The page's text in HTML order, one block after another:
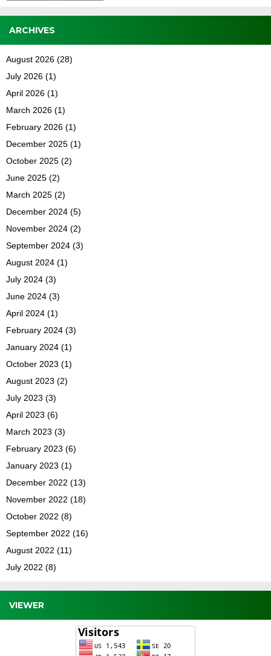
ARCHIVES
August 2026 (28)
July 2026 (1)
April 2026 (1)
March 2026 (1)
February 2026 (1)
December 2025 (1)
October 2025 (2)
June 2025 (2)
March 2025 (2)
December 2024 (5)
November 2024 (2)
September 2024 (3)
August 2024 (1)
July 2024 (3)
June 2024 (3)
April 2024 (1)
February 2024 (3)
January 2024 (1)
October 2023 (1)
August 2023 (2)
July 2023 (3)
April 2023 (6)
March 2023 (3)
February 2023 (6)
January 2023 (1)
December 2022 (13)
November 2022 (18)
October 2022 (8)
September 2022 (16)
August 2022 (11)
July 2022 (8)
VIEWER